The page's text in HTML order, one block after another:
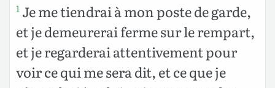
1 Je me tiendrai à mon poste de garde,
et je demeurerai ferme sur le rempart,
et je regarderai attentivement pour
voir ce qui me sera dit, et ce que je